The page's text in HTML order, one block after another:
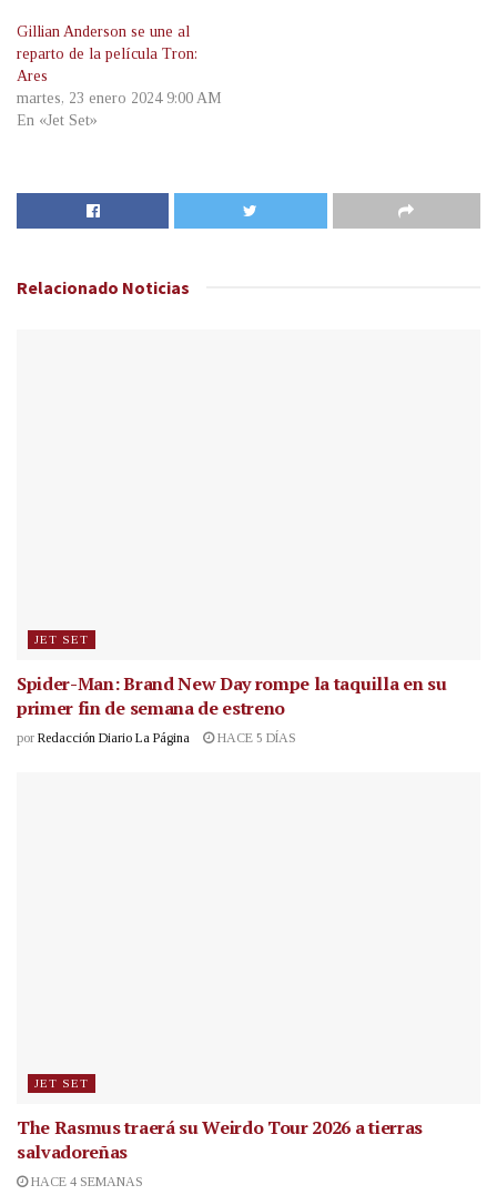
Gillian Anderson se une al
reparto de la película Tron:
Ares
martes, 23 enero 2024 9:00 AM
En «Jet Set»
Relacionado Noticias
JET SET
Spider-Man: Brand New Day rompe la taquilla en su
primer fin de semana de estreno
por Redacción Diario La Página HACE 5 DÍAS
JET SET
The Rasmus traerá su Weirdo Tour 2026 a tierras
salvadoreñas
HACE 4 SEMANAS